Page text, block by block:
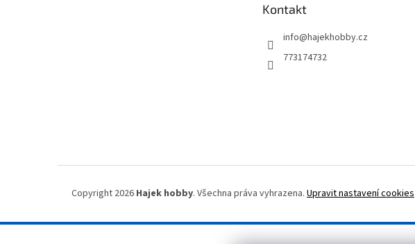
Kontakt
info@hajekhobby.cz
773174732
Copyright 2026 Hajek hobby. Všechna práva vyhrazena. Upravit nastavení cookies